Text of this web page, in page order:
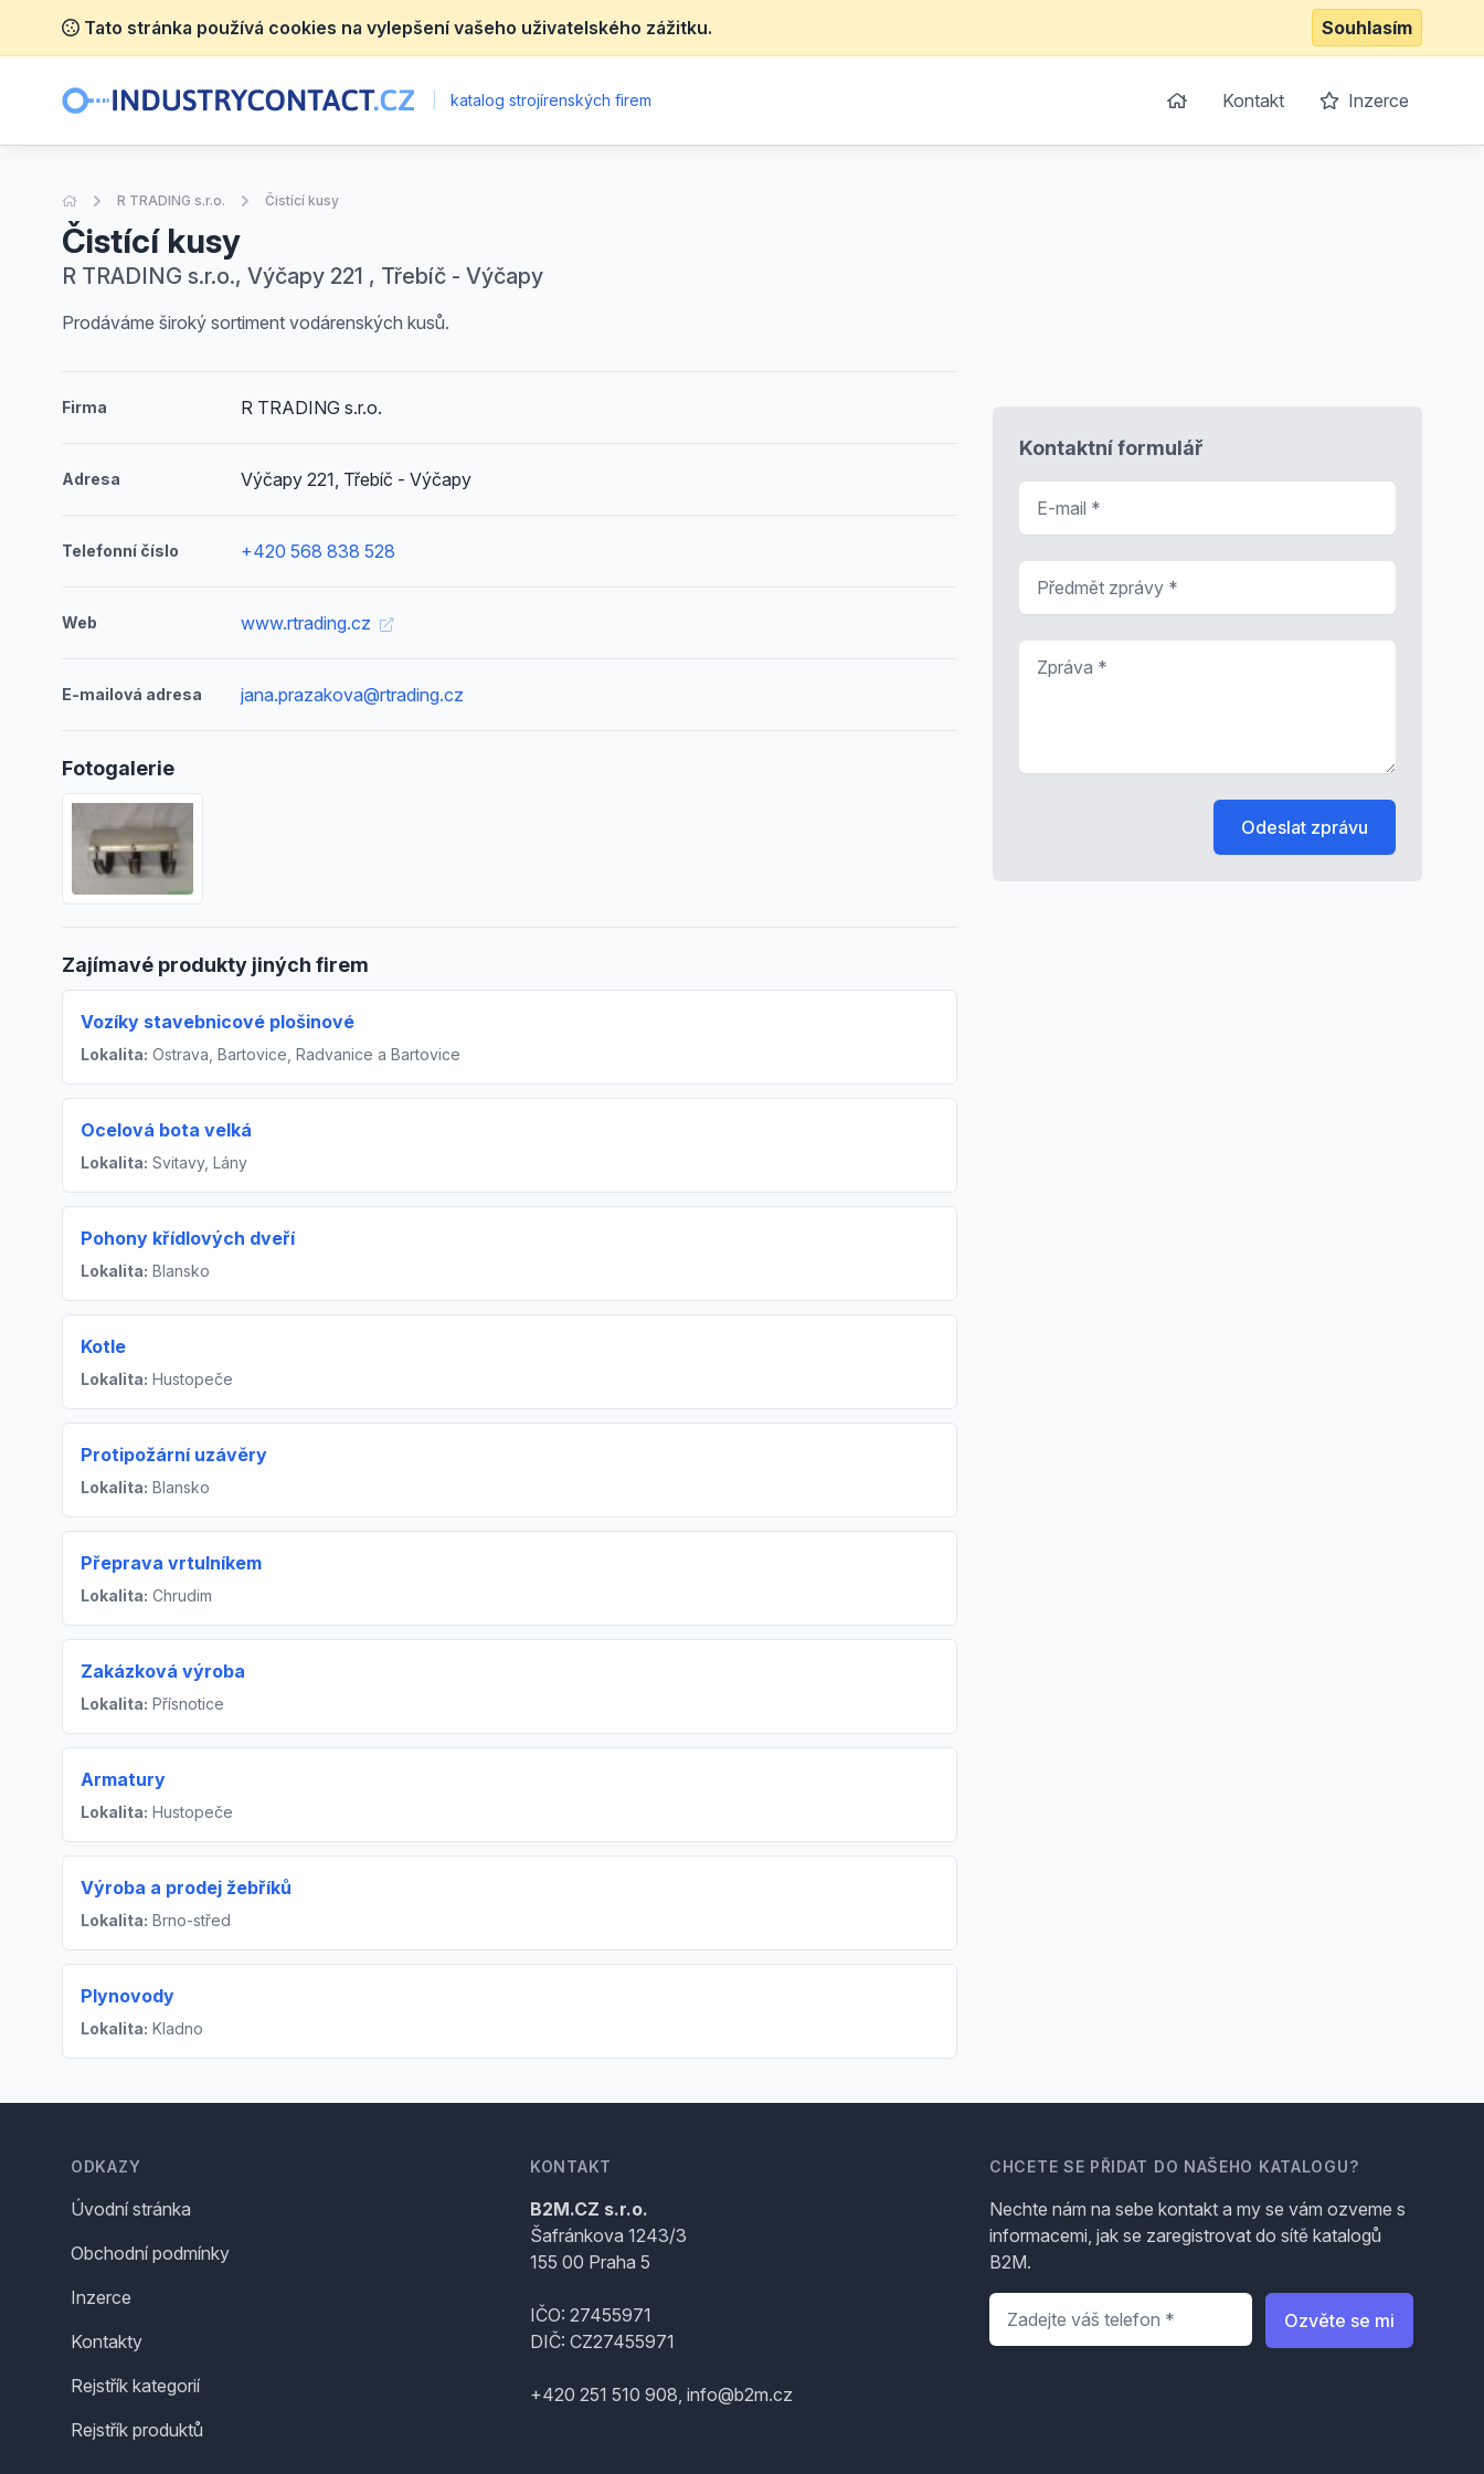
Tato stránka používá cookies na vylepšení vašeho uživatelského zážitku. Souhlasím
katalog strojírenských firem Kontakt Inzerce
Úvodní stránka
R TRADING s.r.o. Čistící kusy
Čistící kusy
R TRADING s.r.o., Výčapy 221 , Třebíč - Výčapy
Prodáváme široký sortiment vodárenských kusů.
Firma R TRADING s.r.o.
Adresa Výčapy 221, Třebíč - Výčapy
Telefonní číslo +420 568 838 528
Web www.rtrading.cz
E-mailová adresa jana.prazakova@rtrading.cz
Fotogalerie
Zajímavé produkty jiných firem
Vozíky stavebnicové plošinové
Lokalita: Ostrava, Bartovice, Radvanice a Bartovice
Ocelová bota velká
Lokalita: Svitavy, Lány
Pohony křídlových dveří
Lokalita: Blansko
Kotle
Lokalita: Hustopeče
Protipožární uzávěry
Lokalita: Blansko
Přeprava vrtulníkem
Lokalita: Chrudim
Zakázková výroba
Lokalita: Přísnotice
Armatury
Lokalita: Hustopeče
Výroba a prodej žebříků
Lokalita: Brno-střed
Plynovody
Lokalita: Kladno
Kontaktní formulář
Odeslat zprávu
ODKAZY
Úvodní stránka
Obchodní podmínky
Inzerce
Kontakty
Rejstřík kategorií
Rejstřík produktů
KONTAKT
B2M.CZ s.r.o.
Šafránkova 1243/3
155 00 Praha 5
IČO: 27455971
DIČ: CZ27455971
+420 251 510 908, info@b2m.cz
CHCETE SE PŘIDAT DO NAŠEHO KATALOGU?
Nechte nám na sebe kontakt a my se vám ozveme s
informacemi, jak se zaregistrovat do sítě katalogů
B2M.
Telefon
Ozvěte se mi